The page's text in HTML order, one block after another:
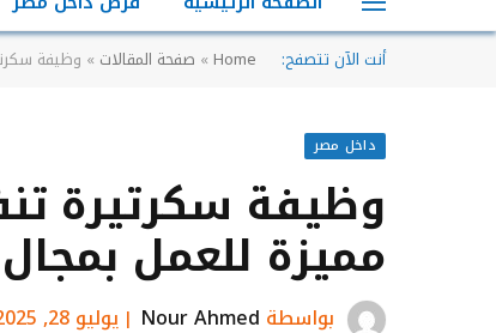
أنت الآن تتصفح: Home
» صفحة المقالات » وظيفة
داخل مصر
وظيفة سكرتيرة
مميزة للعمل
بواسطة Nour Ahmed يوليو 28, 2025